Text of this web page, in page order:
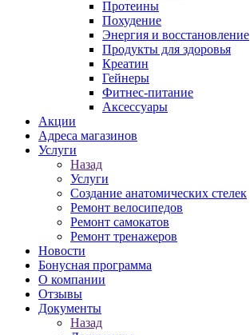
Протеины
Похудение
Энергия и восстановление
Продукты для здоровья
Креатин
Гейнеры
Фитнес-питание
Аксессуары
Акции
Адреса магазинов
Услуги
Назад
Услуги
Создание анатомических стелек
Ремонт велосипедов
Ремонт самокатов
Ремонт тренажеров
Новости
Бонусная программа
О компании
Отзывы
Документы
Назад